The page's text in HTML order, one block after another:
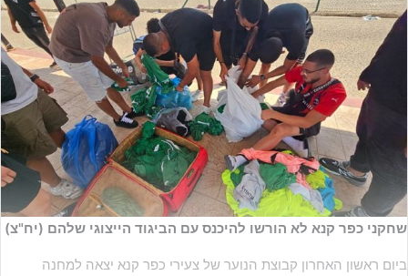
שחקני כפר קנא לא הורשו להיכנס עם הביגוד הייצוגי שלהם (יח"צ)
ביום ראשון האחרון קבוצת הנוער של צעירי כפר קנא יצאה למחנה